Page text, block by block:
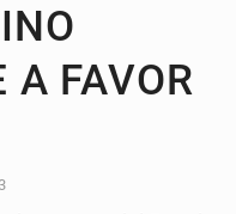
A FAVOR